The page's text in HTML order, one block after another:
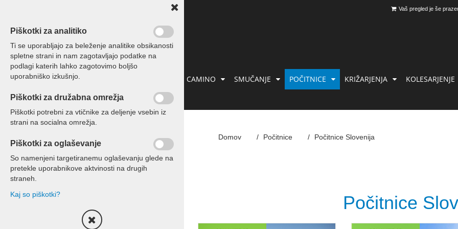
Vaš pregled je še
IZLETI IN POTOVANJA CAMINO SMUČANJE POČITNICE KRIŽARJENJA KOLESARJENJE
KONTAKT
Počitnice Slovenija
Počitnice Tunizija
Počitnice ostalo
Domov Počitnice Počitnice Slovenija
Počitnice
Piškotki za analitiko
Ti se uporabljajo za beleženje analitike obsikanosti
spletne strani in nam zagotavljajo podatke na
podlagi katerih lahko zagotovimo boljšo
uporabniško izkušnjo.
Piškotki za družabna omrežja
Piškotki potrebni za vtičnike za deljenje vsebin iz
strani na socialna omrežja.
Piškotki za oglaševanje
So namenjeni targetiranemu oglaševanju glede na
pretekle uporabnikove aktvinosti na drugih
straneh.
Kaj so piškotki?